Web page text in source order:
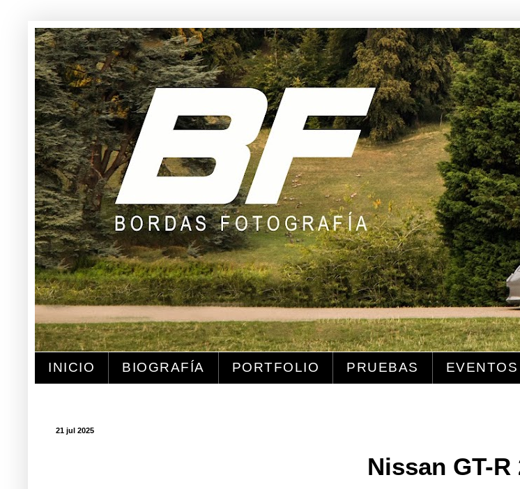
INICIO BIOGRAFÍA PORTFOLIO PRUEBAS EVENTOS
21 jul 2025
Nissan GT-